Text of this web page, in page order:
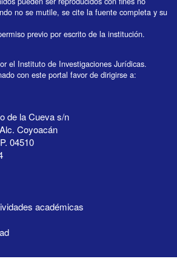
no se mutile, se cite la fuente completa y su
previo por escrito de la institución.
el Instituto de Investigaciones Jurídicas.
con este portal favor de dirigirse a:
de la Cueva s/n
Coyoacán
04510
académicas